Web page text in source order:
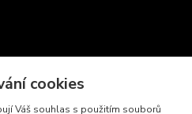
cookies
Váš souhlas s použitím souborů